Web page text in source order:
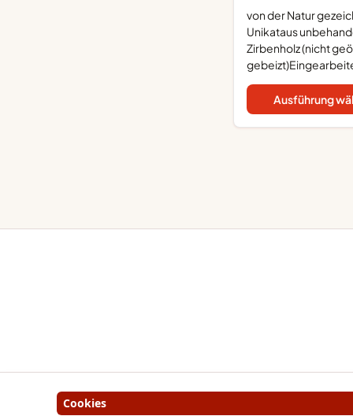
von der Natur
Unikataus
Zirbenholz (nicht
Österreich/ Tirol
Ausführung
Cookies